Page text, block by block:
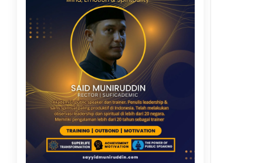
“Allahukrasi”: The Power of
Management!
3 months ago
Said Muniruddin Latih Mental dan
Spiritual 80 Siswa YPHC
3 months ago
Eksistensi Iran dalam Tiga Ayat:
Memahami Aliansi Yahudi dan
Kristen dalam Dinamika Nubuwwat
5 months ago